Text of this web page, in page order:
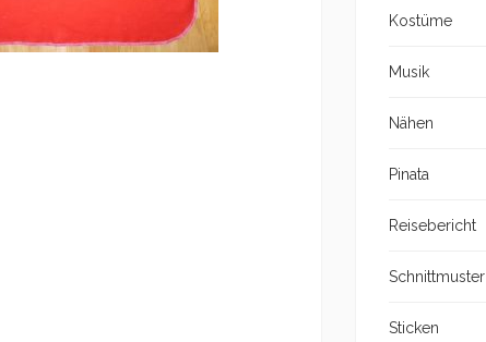
Kostüme
Musik
Nähen
Pinata
Reisebericht
Schnittmuster
Sticken